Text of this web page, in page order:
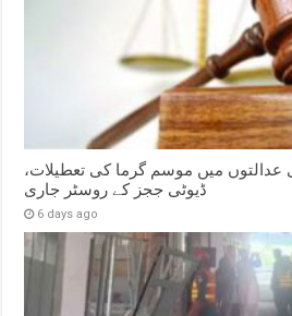
عدالتوں میں موسم گرما کی تعطیلات،
ڈیوٹی ججز کے روسٹر جاری
6 days ago